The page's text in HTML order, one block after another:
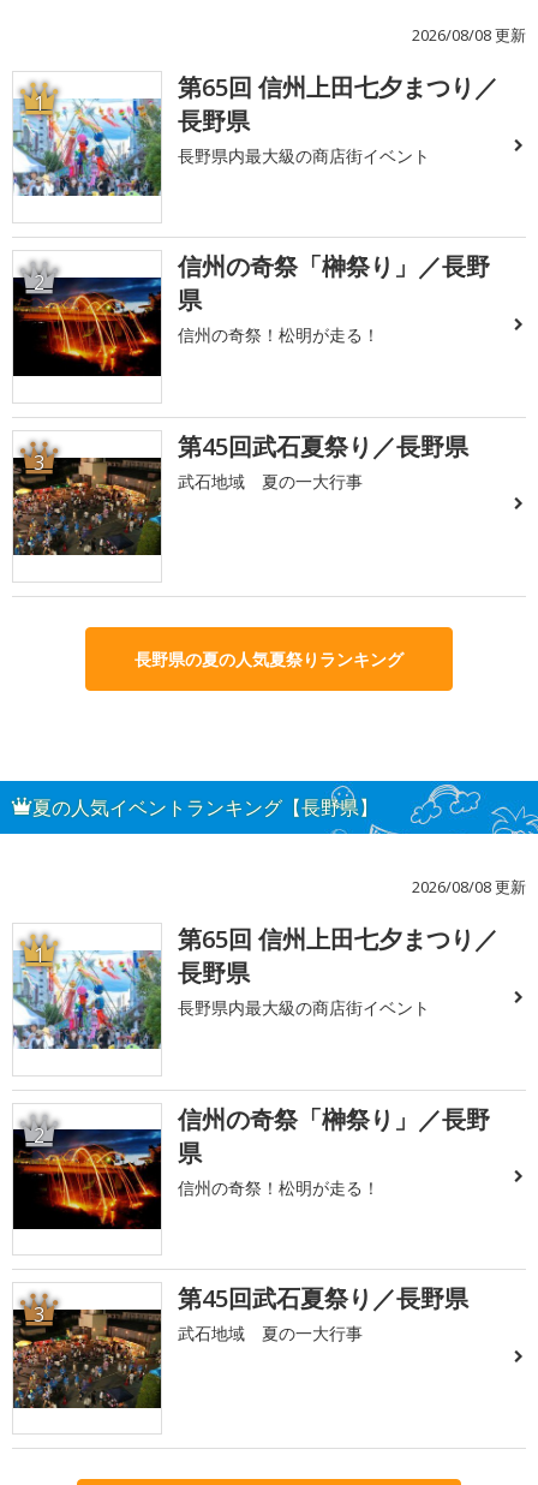
2026/08/08 更新
1
第65回 信州上田七夕まつり／
長野県
長野県内最大級の商店街イベント
2
信州の奇祭「榊祭り」／長野
県
信州の奇祭！松明が走る！
3 第45回武石夏祭り／長野県
武石地域 夏の一大行事
長野県の夏の人気夏祭りランキング
夏の人気イベントランキング【長野県】
2026/08/08 更新
1
第65回 信州上田七夕まつり／
長野県
長野県内最大級の商店街イベント
2
信州の奇祭「榊祭り」／長野
県
信州の奇祭！松明が走る！
3 第45回武石夏祭り／長野県
武石地域 夏の一大行事